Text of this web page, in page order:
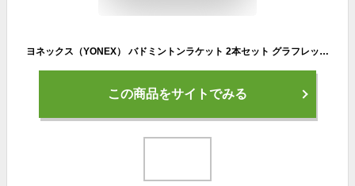
ヨネックス（YONEX） バドミントンラケット 2本セット グラフレックス GR417WXG-392 レジャー 公園 （メンズ、レディース）
この商品をサイトでみる